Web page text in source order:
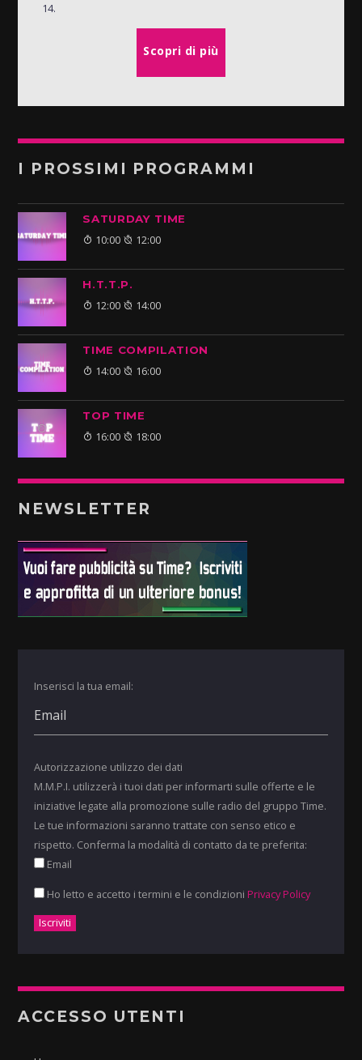
14.
Scopri di più
I PROSSIMI PROGRAMMI
SATURDAY TIME
10:00 12:00
H.T.T.P.
12:00 14:00
TIME COMPILATION
14:00 16:00
TOP TIME
16:00 18:00
NEWSLETTER
Inserisci la tua email:
Autorizzazione utilizzo dei dati
M.M.P.I. utilizzerà i tuoi dati per informarti sulle offerte e le
iniziative legate alla promozione sulle radio del gruppo Time.
Le tue informazioni saranno trattate con senso etico e
rispetto. Conferma la modalità di contatto da te preferita:
Email
Ho letto e accetto i termini e le condizioni Privacy Policy
ACCESSO UTENTI